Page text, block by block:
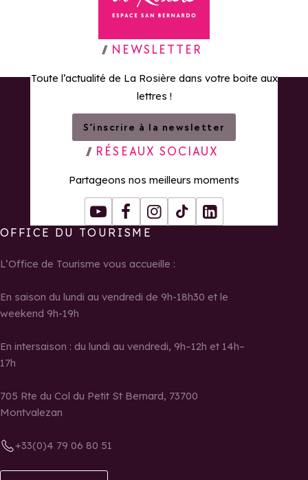
Retour à la page d'accueil
NEWSLETTER
Toute l’actualité de La Rosière dans votre boite aux
lettres !
S’inscrire à la newsletter
RÉSEAUX SOCIAUX
Partageons nos meilleurs moments
YoutubeFacebookInstagram
Tiktok LinkedIn
OFFICE DU TOURISME
L’Office de Tourisme vous accueille :
En saison du lundi au vendredi de 9h-18h30 et le
weekend 9h-19h
En intersaison : du lundi au vendredi, 9h–12h et 14h–
17h
705 Rte du Col du Petit St Bernard, 73700
Montvalezan
+33(0)4 79 06 80 51